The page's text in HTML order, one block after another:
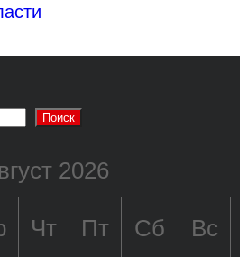
Поиск
2026
Чт Пт Сб Вс